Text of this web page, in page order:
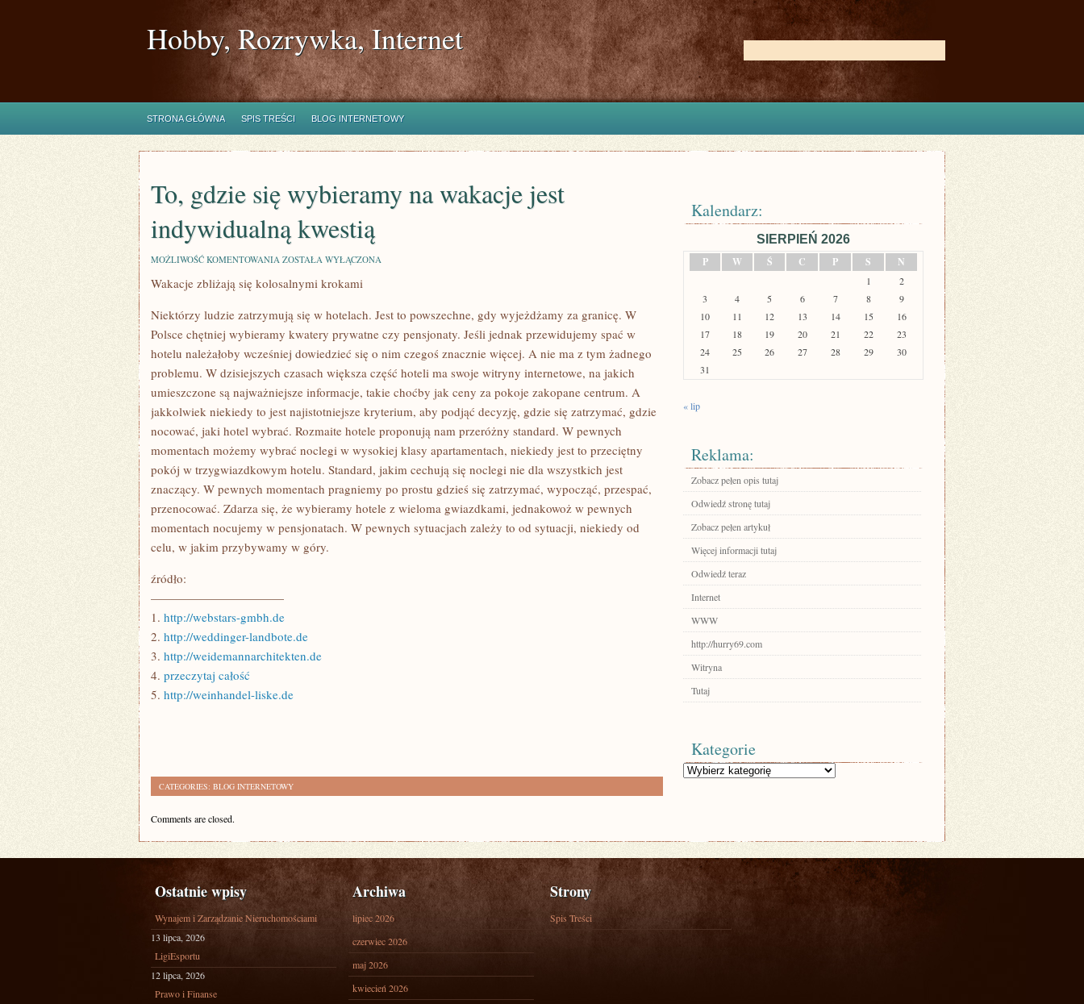
Hobby, Rozrywka, Internet
STRONA GŁÓWNA SPIS TREŚCI BLOG INTERNETOWY
To, gdzie się wybieramy na wakacje jest
indywidualną kwestią
MOŻLIWOŚĆ KOMENTOWANIA TO,
SIĘ
WYBIERAMY
WAKACJE
JEST
INDYWIDUALNĄ
KWESTIĄ
ZOSTAŁA WYŁĄCZONA
Wakacje zbliżają się kolosalnymi krokami
Niektórzy ludzie zatrzymują się w hotelach. Jest to powszechne, gdy wyjeżdżamy za granicę. W
Polsce chętniej wybieramy kwatery prywatne czy pensjonaty. Jeśli jednak przewidujemy spać w
hotelu należałoby wcześniej dowiedzieć się o nim czegoś znacznie więcej. A nie ma z tym żadnego
problemu. W dzisiejszych czasach większa część hoteli ma swoje witryny internetowe, na jakich
umieszczone są najważniejsze informacje, takie choćby jak ceny za pokoje zakopane centrum. A
jakkolwiek niekiedy to jest najistotniejsze kryterium, aby podjąć decyzję, gdzie się zatrzymać, gdzie
nocować, jaki hotel wybrać. Rozmaite hotele proponują nam przeróżny standard. W pewnych
momentach możemy wybrać noclegi w wysokiej klasy apartamentach, niekiedy jest to przeciętny
pokój w trzygwiazdkowym hotelu. Standard, jakim cechują się noclegi nie dla wszystkich jest
znaczący. W pewnych momentach pragniemy po prostu gdzieś się zatrzymać, wypocząć, przespać,
przenocować. Zdarza się, że wybieramy hotele z wieloma gwiazdkami, jednakowoż w pewnych
momentach nocujemy w pensjonatach. W pewnych sytuacjach zależy to od sytuacji, niekiedy od
celu, w jakim przybywamy w góry.
źródło:
———————————
1. http://webstars-gmbh.de
2. http://weddinger-landbote.de
3. http://weidemannarchitekten.de
4. przeczytaj całość
5. http://weinhandel-liske.de
CATEGORIES: BLOG INTERNETOWY
Comments are closed.
Kalendarz:
SIERPIEŃ 2026
P
W Ś C P S N
1
2
3
4 5 6 7 8
9
10
11 12 13 14 15
16
17
18 19 20 21 22
23
24
25 26 27 28 29
30
31
« lip
Reklama:
Zobacz pełen opis tutaj
Odwiedź stronę tutaj
Zobacz pełen artykuł
Więcej informacji tutaj
Odwiedź teraz
Internet
WWW
http://hurry69.com
Witryna
Tutaj
Kategorie
Kategorie
Ostatnie wpisy
Wynajem i Zarządzanie Nieruchomościami
13 lipca, 2026
LigiEsportu
12 lipca, 2026
Prawo i Finanse
Archiwa
lipiec 2026
czerwiec 2026
maj 2026
kwiecień 2026
Strony
Spis Treści